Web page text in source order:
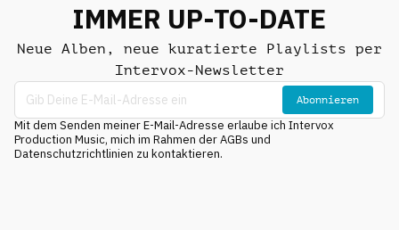
IMMER UP-TO-DATE
Neue Alben, neue kuratierte Playlists per
Intervox-Newsletter
Abonnieren
Mit dem Senden meiner E-Mail-Adresse erlaube ich Intervox
Production Music, mich im Rahmen der AGBs und
Datenschutzrichtlinien zu kontaktieren.